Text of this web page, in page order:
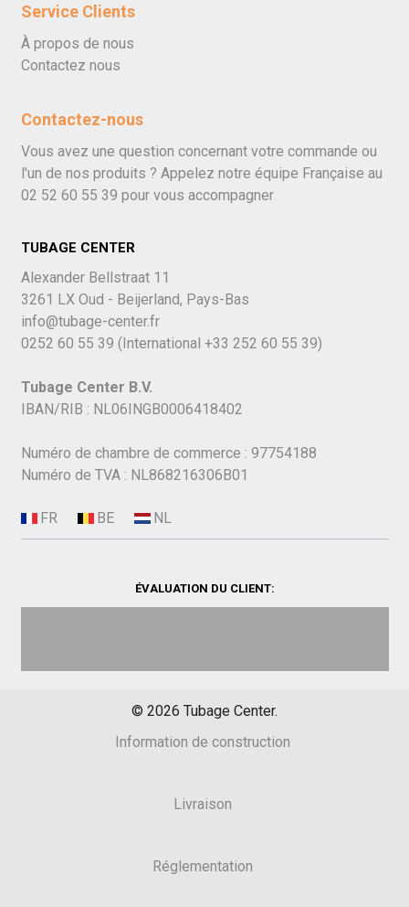
Service Clients
À propos de nous
Contactez nous
Contactez-nous
Vous avez une question concernant votre commande ou
l'un de nos produits ? Appelez notre équipe Française au
02 52 60 55 39 pour vous accompagner
TUBAGE CENTER
Alexander Bellstraat 11
3261 LX Oud - Beijerland, Pays-Bas
info@tubage-center.fr
0252 60 55 39 (International +33 252 60 55 39)
Tubage Center B.V.
IBAN/RIB : NL06INGB0006418402
Numéro de chambre de commerce : 97754188
Numéro de TVA : NL868216306B01
ÉVALUATION DU CLIENT:
© 2026 Tubage Center.
Information de construction
Livraison
Réglementation